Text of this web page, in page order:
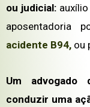
ou judicial:
aposentadoria
acidente B94, ou
Um advogado
conduzir uma